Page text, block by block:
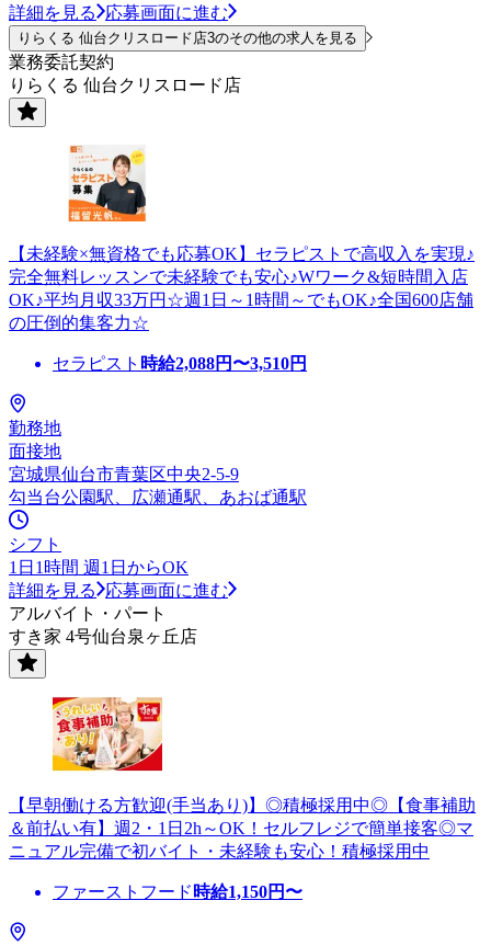
詳細を見る
応募画面に進む
りらくる 仙台クリスロード店3のその他の求人を見る
業務委託契約
りらくる 仙台クリスロード店
【未経験×無資格でも応募OK】セラピストで高収入を実現♪
完全無料レッスンで未経験でも安心♪Wワーク&短時間入店
OK♪平均月収33万円☆週1日～1時間～でもOK♪全国600店舗
の圧倒的集客力☆
セラピスト 時給2,088円〜3,510円
勤務地
面接地
宮城県仙台市青葉区中央2-5-9
勾当台公園駅、広瀬通駅、あおば通駅
シフト
1日1時間 週1日からOK
詳細を見る
応募画面に進む
アルバイト・パート
すき家 4号仙台泉ヶ丘店
【早朝働ける方歓迎(手当あり)】◎積極採用中◎【食事補助
＆前払い有】週2・1日2h～OK！セルフレジで簡単接客◎マ
ニュアル完備で初バイト・未経験も安心！積極採用中
ファーストフード 時給1,150円〜